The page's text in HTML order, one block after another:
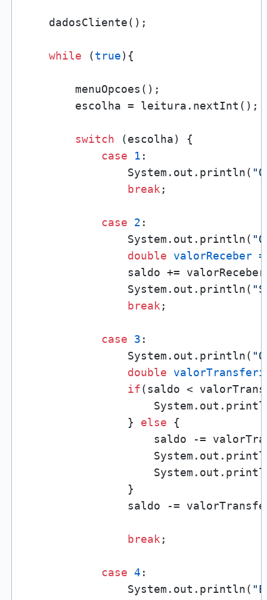
    dadosCliente();
while (true){
        menuOpcoes();
        escolha = leitura.nextInt();
switch (escolha) {
case
1 :
                System.out.println(
break ;
case 2 :
                System.out.println(
double
valorReceber =
saldo +=
                System.out.println(
break ;
case 3 :
                System.out.println(
double
if(saldo <
                }
else {
saldo -=
                }
saldo -=
break ;
case 4 :
                System.out.println(